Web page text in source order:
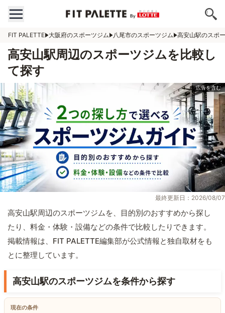
FIT PALETTE 大阪府のスポーツジム 八尾市のスポーツジム 高安山駅のスポ
高安山駅周辺のスポーツジムを比較し
て探す
最終更新日：2026/08/07
高安山駅周辺のスポーツジムを、目的別のおすすめから探し
たり、料金・体験・設備などの条件で比較したりできます。
掲載情報は、FIT PALETTE編集部が公式情報と独自取材をも
とに整理しています。
高安山駅のスポーツジムを条件から探す
現在の条件